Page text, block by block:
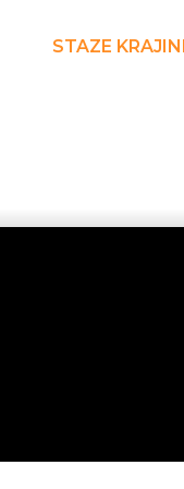
STAZE